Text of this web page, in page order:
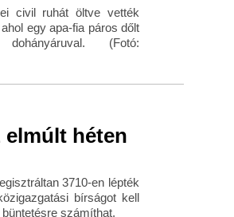
civil ruhát öltve vették
egy apa-fia páros dőlt
(Fotó:
elmúlt héten
3710-en lépték
bírságot kell
számíthat.